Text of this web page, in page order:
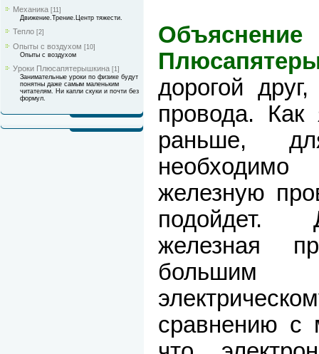
Механика [11]
Движение.Трение.Центр тяжести.
Тепло [2]
Опыты с воздухом [10]
Опыты с воздухом
Уроки Плюсапятерышкина [1]
Занимательные уроки по физике будут
понятны даже самым маленьким
читателям. Ни капли скуки и почти без
формул.
дорогой
провода.
раньше,
железную
подойдет.
железная
большим
сравнению с